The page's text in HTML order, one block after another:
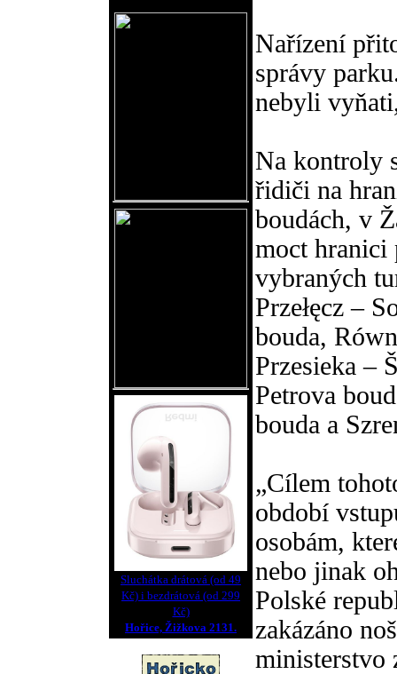
Sluchátka drátová (od 49
Kč) i bezdrátová (od 299
Kč)
Hořice, Žižkova 2131.
Nařízení
správy
nebyli
Na kontroly
řidiči na
boudách, v
moct hranici
vybraných
Przełęcz –
bouda,
Przesieka –
Petrova
bouda a
„Cílem
období
osobám,
nebo jinak
Polské
zakázáno
ministerstvo